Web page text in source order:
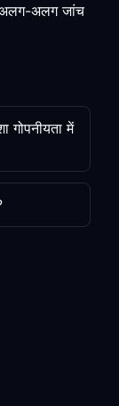
अलग-अलग जांच
गोपनीयता में